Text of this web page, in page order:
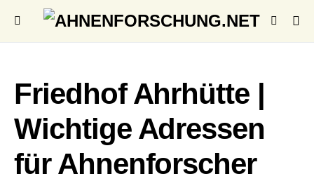
Friedhof Ahrhütte |
Wichtige Adressen
für Ahnenforscher